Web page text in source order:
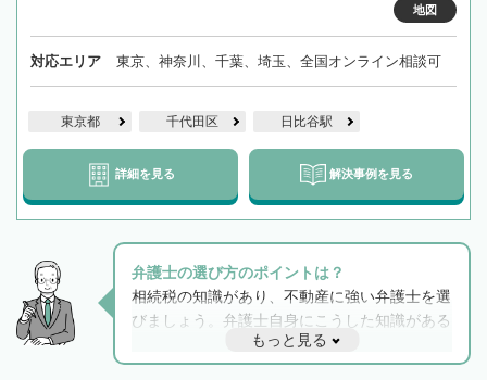
地図
対応エリア 東京、神奈川、千葉、埼玉、全国オンライン相談可
東京都 千代田区 日比谷駅
詳細を見る 解決事例を見る
弁護士の選び方のポイントは？
相続税の知識があり、不動産に強い弁護士を選
びましょう。弁護士自身にこうした知識がある
と他士業との連携もスムーズに進み、トラブル
解決のみならず相続をトータルで任せることが
もっと見る